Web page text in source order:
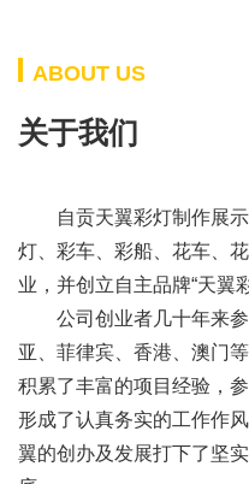
ABOUT US
关于我们
自贡天翼彩灯制作展
灯、彩车、彩船、花车、
业，并创立自主品牌“天翼彩
公司创业者几十年来
亚、菲律宾、香港、澳门
积累了丰富的项目经验，
形成了认真务实的工作作
翼的创办及发展打下了坚